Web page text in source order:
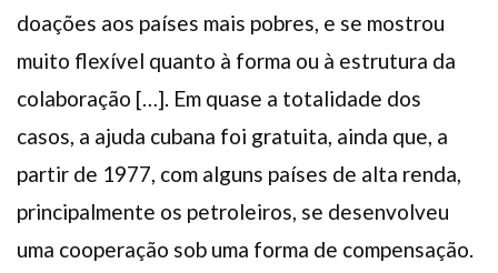
doações aos países mais pobres, e se mostrou
muito flexível quanto à forma ou à estrutura da
colaboração […]. Em quase a totalidade dos
casos, a ajuda cubana foi gratuita, ainda que, a
partir de 1977, com alguns países de alta renda,
principalmente os petroleiros, se desenvolveu
uma cooperação sob uma forma de compensação.